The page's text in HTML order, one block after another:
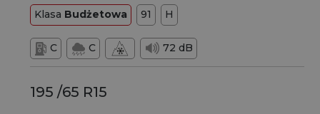
Klasa Budżetowa 91 H
C C 72 dB
195 /65 R15